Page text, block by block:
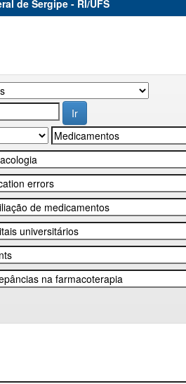
de Sergipe - RI/UFS